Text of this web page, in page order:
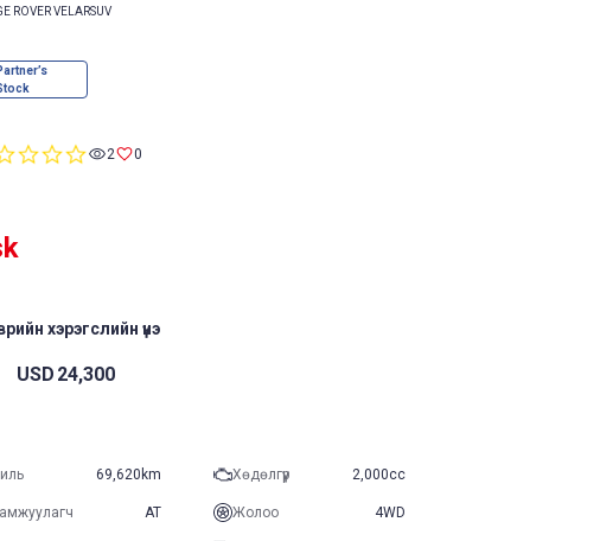
ROVER VELARSUV
0.02 0
хэрэгслийн үнэ
USD 24,300
69,620km Хөдөлгүүр 2,000cc
AT Жолоо 4WD